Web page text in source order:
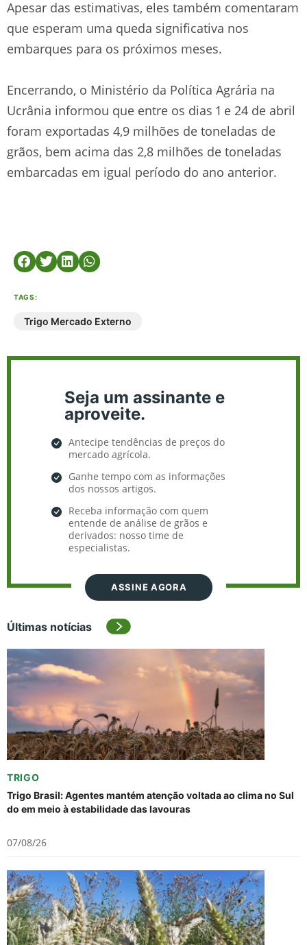
Apesar das estimativas, eles também comentaram
que esperam uma queda significativa nos
embarques para os próximos meses.
Encerrando, o Ministério da Política Agrária na
Ucrânia informou que entre os dias 1 e 24 de abril
foram exportadas 4,9 milhões de toneladas de
grãos, bem acima das 2,8 milhões de toneladas
embarcadas em igual período do ano anterior.
TAGS:
Trigo Mercado Externo
Seja um assinante e
aproveite.
Antecipe tendências de preços do
mercado agrícola.
Ganhe tempo com as informações
dos nossos artigos.
Receba informação com quem
entende de análise de grãos e
derivados: nosso time de
especialistas.
ASSINE AGORA
Últimas notícias
TRIGO
Trigo Brasil: Agentes mantém atenção voltada ao clima no Sul
do em meio à estabilidade das lavouras
07/08/26